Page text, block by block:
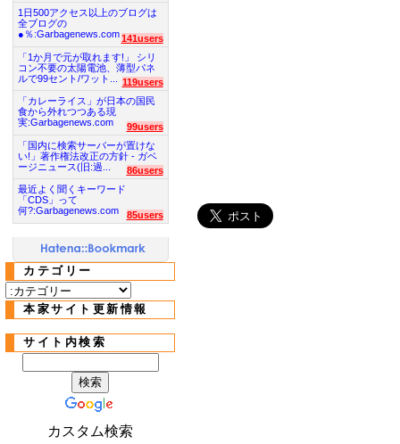
1日500アクセス以上のブログは
全ブログの
●％:Garbagenews.com 141users
「1か月で元が取れます!」 シリ
コン不要の太陽電池、薄型パネ
ルで99セント/ワット...
119users
「カレーライス」が日本の国民
食から外れつつある現
実:Garbagenews.com
99users
「国内に検索サーバーが置けな
い!」著作権法改正の方針 - ガベ
ージニュース(旧:過...
86users
最近よく聞くキーワード
「CDS」って
何?:Garbagenews.com
85users
カテゴリー
本家サイト更新情報
サイト内検索
カスタム検索